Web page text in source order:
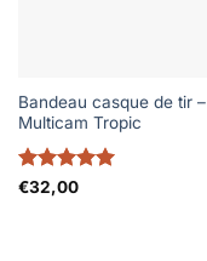
Bandeau casque de tir –
Multicam Tropic
Note5sur
€32,00